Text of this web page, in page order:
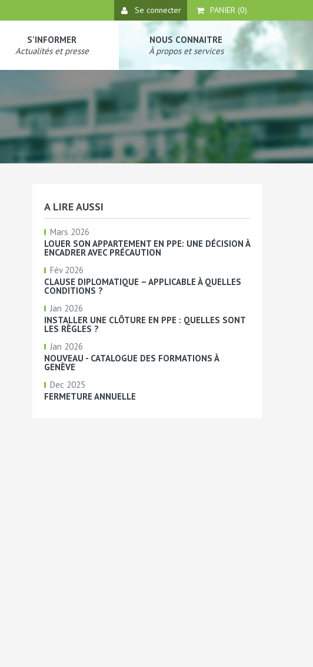
Se connecter PANIER (0)
S'INFORMER
Actualités et presse
NOUS CONNAITRE
À propos et services
A LIRE AUSSI
Mars 2026
LOUER SON APPARTEMENT EN PPE: UNE DÉCISION À
ENCADRER AVEC PRÉCAUTION
Fév 2026
CLAUSE DIPLOMATIQUE – APPLICABLE À QUELLES
CONDITIONS ?
Jan 2026
INSTALLER UNE CLÔTURE EN PPE : QUELLES SONT
LES RÈGLES ?
Jan 2026
NOUVEAU - CATALOGUE DES FORMATIONS À
GENÈVE
Dec 2025
FERMETURE ANNUELLE